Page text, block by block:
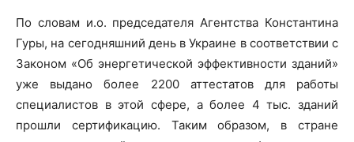
По словам и.о. председателя Агентства Константина
Гуры, на сегодняшний день в Украине в соответствии с
Законом «Об энергетической эффективности зданий»
уже выдано более 2200 аттестатов для работы
специалистов в этой сфере, а более 4 тыс. зданий
прошли сертификацию. Таким образом, в стране